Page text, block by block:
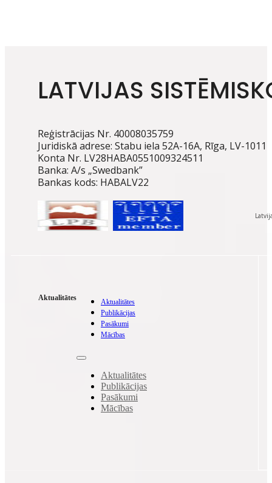
LATVIJAS
Reģistrācijas Nr. 40008035759
Juridiskā adrese: Stabu iela 52A-16A, Rīga, LV-1011
Konta Nr. LV28HABA0551009324511
Banka: A/s „Swedbank”
Bankas kods: HABALV22
Aktualitātes
Aktualitātes
Publikācijas
Pasākumi
Mācības
Aktualitātes
Publikācijas
Pasākumi
Mācības